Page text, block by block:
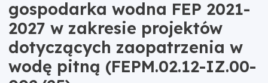
gospodarka wodna FEP 2021-
2027 w zakresie projektów
dotyczących zaopatrzenia w
wodę pitną (FEPM.02.12-IZ.00-